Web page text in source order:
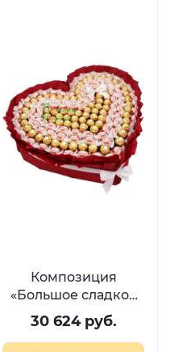
Композиция
«Большое сладкое
сердце» из Raffaello
и Ferrero
30 624 руб.